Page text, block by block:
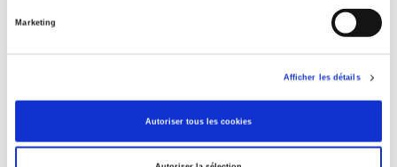
Marketing
Afficher les détails
Autoriser tous les cookies
François Bourdillon
BISAC Subject Heading